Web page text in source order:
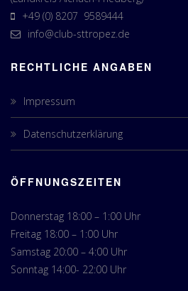
+49 (0) 8207 9589444
info@club-sttropez.de
RECHTLICHE ANGABEN
Impressum
Datenschutzerklärung
ÖFFNUNGSZEITEN
Donnerstag 18:00 – 1:00 Uhr
Freitag 18:00 – 1:00 Uhr
Samstag 20:00 – 4:00 Uhr
Sonntag 14:00- 22:00 Uhr